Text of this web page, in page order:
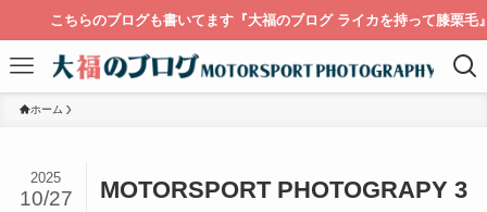
こちらのブログも書いてます『大福のブログ ライカを持って膝栗毛』
ホーム
MOTORSPORT PHOTOGRAPY 3
2025
10/27